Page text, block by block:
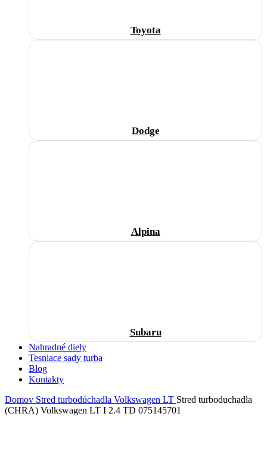
Toyota
Dodge
Alpina
Subaru
Nahradné diely
Tesniace sady turba
Blog
Kontakty
Domov Stred turbodúchadla Volkswagen LT Stred turboduchadla
(CHRA) Volkswagen LT I 2.4 TD 075145701